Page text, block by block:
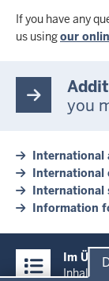
If you have any
us usingour
you
International
International
International
Information
Inhalte
Im
Inhalt